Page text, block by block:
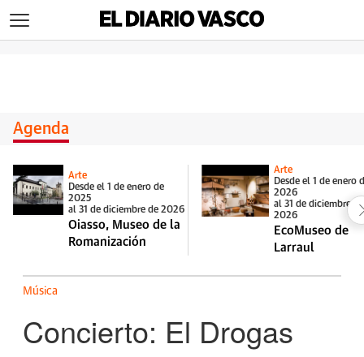
Agenda
Arte
Desde el 1 de enero de
2025
al 31 de diciembre de 2026
Oiasso, Museo de la
Romanización
Arte
Desde el 1 de enero
2026
al 31 de diciembre de
2026
EcoMuseo de
Larraul
Música
Concierto: El Drogas